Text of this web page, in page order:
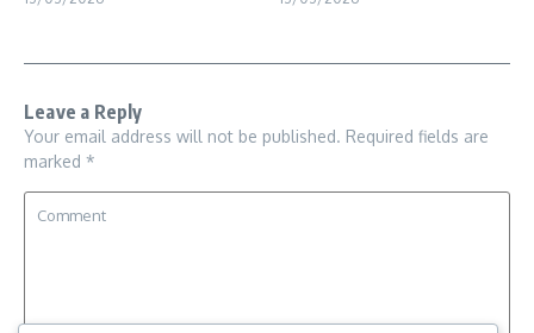
Leave a Reply
Your email address will not be published. Required fields are
marked *